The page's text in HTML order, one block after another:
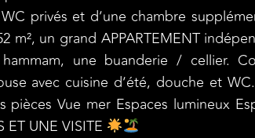
privés et d’une chambre
m², un grand APPARTEMENT
une buanderie / cellier.
avec cuisine d’été, douche et
pièces Vue mer Espaces lumineux
ET UNE VISITE